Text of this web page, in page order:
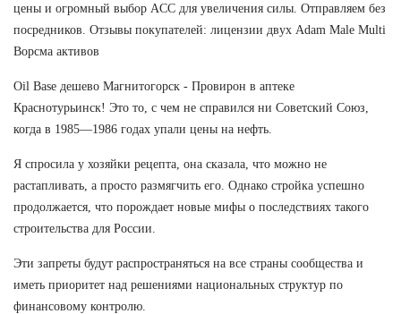
цены и огромный выбор ACC для увеличения силы. Отправляем без
посредников. Отзывы покупателей: лицензии двух Adam Male Multi
Ворсма активов
Oil Base дешево Магнитогорск - Провирон в аптеке
Краснотурьинск! Это то, с чем не справился ни Советский Союз,
когда в 1985—1986 годах упали цены на нефть.
Я спросила у хозяйки рецепта, она сказала, что можно не
растапливать, а просто размягчить его. Однако стройка успешно
продолжается, что порождает новые мифы о последствиях такого
строительства для России.
Эти запреты будут распространяться на все страны сообщества и
иметь приоритет над решениями национальных структур по
финансовому контролю.